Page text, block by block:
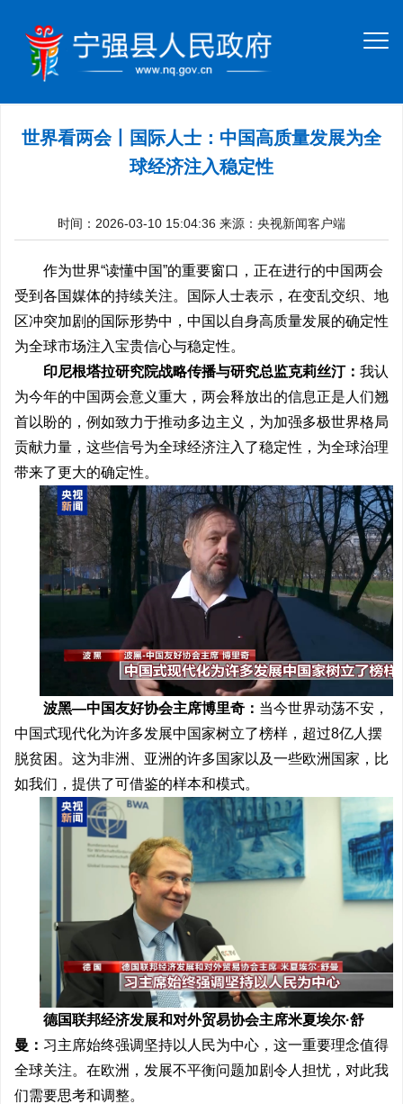
世界看两会丨国际人士：中国高质量发展为全
球经济注入稳定性
时间：2026-03-10 15:04:36 来源：央视新闻客户端
作为世界“读懂中国”的重要窗口，正在进行的中国两会
受到各国媒体的持续关注。国际人士表示，在变乱交织、地
区冲突加剧的国际形势中，中国以自身高质量发展的确定性
为全球市场注入宝贵信心与稳定性。
印尼根塔拉研究院战略传播与研究总监克莉丝汀： 我认
为今年的中国两会意义重大，两会释放出的信息正是人们翘
首以盼的，例如致力于推动多边主义，为加强多极世界格局
贡献力量，这些信号为全球经济注入了稳定性，为全球治理
带来了更大的确定性。
波黑—中国友好协会主席博里奇： 当今世界动荡不安，
中国式现代化为许多发展中国家树立了榜样，超过8亿人摆
脱贫困。这为非洲、亚洲的许多国家以及一些欧洲国家，比
如我们，提供了可借鉴的样本和模式。
德国联邦经济发展和对外贸易协会主席米夏埃尔·舒
曼： 习主席始终强调坚持以人民为中心，这一重要理念值得
全球关注。在欧洲，发展不平衡问题加剧令人担忧，对此我
们需要思考和调整。